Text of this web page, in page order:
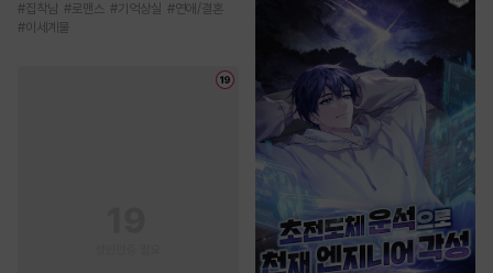
#집착남 #로맨스 #기억상실 #연애/결혼
#이세계물